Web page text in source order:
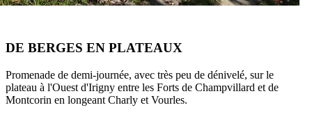
DE BERGES EN PLATEAUX
Promenade de demi-journée, avec très peu de dénivelé, sur le
plateau à l'Ouest d'Irigny entre les Forts de Champvillard et de
Montcorin en longeant Charly et Vourles.